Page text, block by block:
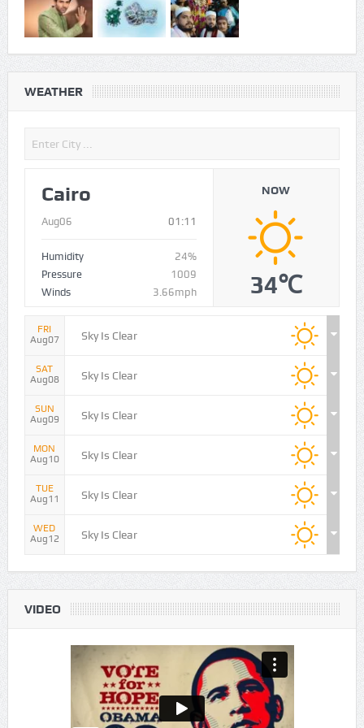
Cairo
Aug06 01:11
Humidity
24%
Winds
NOW
34℃
FRI
Aug07
Sky Is Clear
SAT
Aug08
Sky Is Clear
SUN
Aug09
Sky Is Clear
MON
Aug10
Sky Is Clear
TUE
Aug11
Sky Is Clear
WED
Aug12
Sky Is Clear